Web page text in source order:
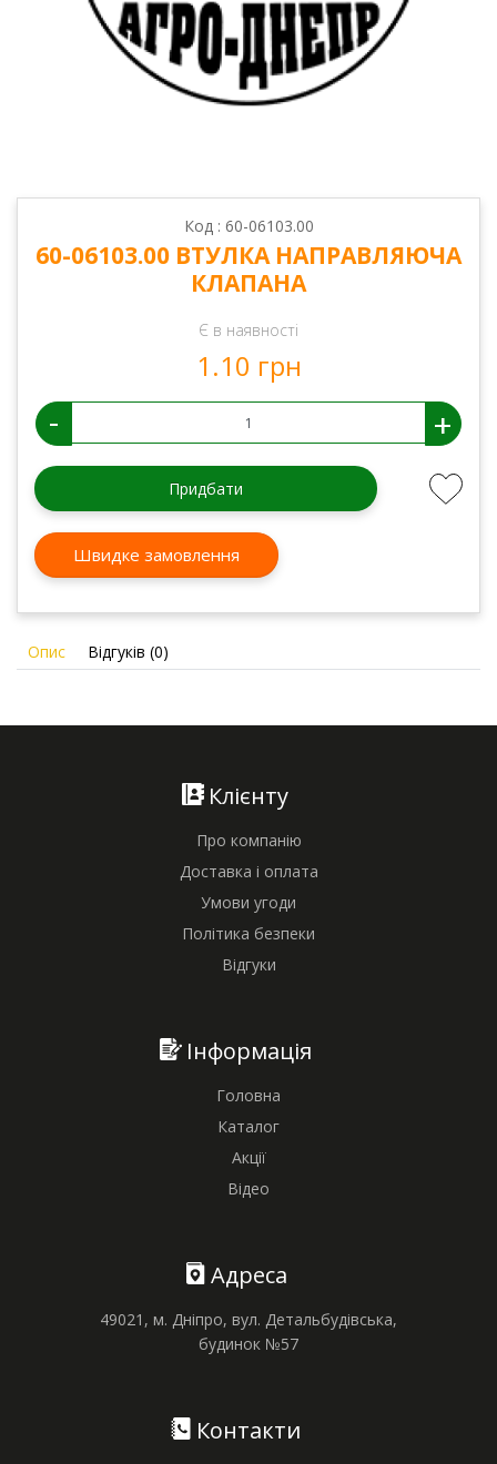
Код : 60-06103.00
60-06103.00 ВТУЛКА НАПРАВЛЯЮЧА
КЛАПАНА
Є в наявності
1.10 грн
- +
Придбати
Швидке замовлення
Опис Відгуків (0)
Клієнту
Про компанію
Доставка і оплата
Умови угоди
Політика безпеки
Відгуки
Інформація
Головна
Каталог
Акції
Відео
Адреса
49021, м. Дніпро, вул. Детальбудівська,
будинок №57
Контакти